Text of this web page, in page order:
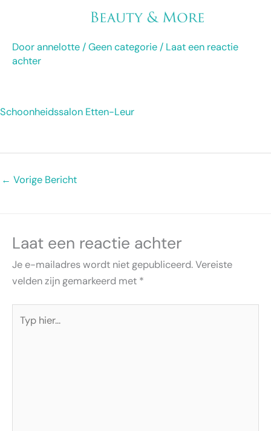
inhoud
Doorannelotte /Geen categorie / Laat een reactie
achter
Schoonheidssalon Etten-Leur
← Vorige Bericht
Laat een reactie achter
Je e-mailadres wordt niet gepubliceerd.Vereiste
velden zijn gemarkeerd met *
hier...